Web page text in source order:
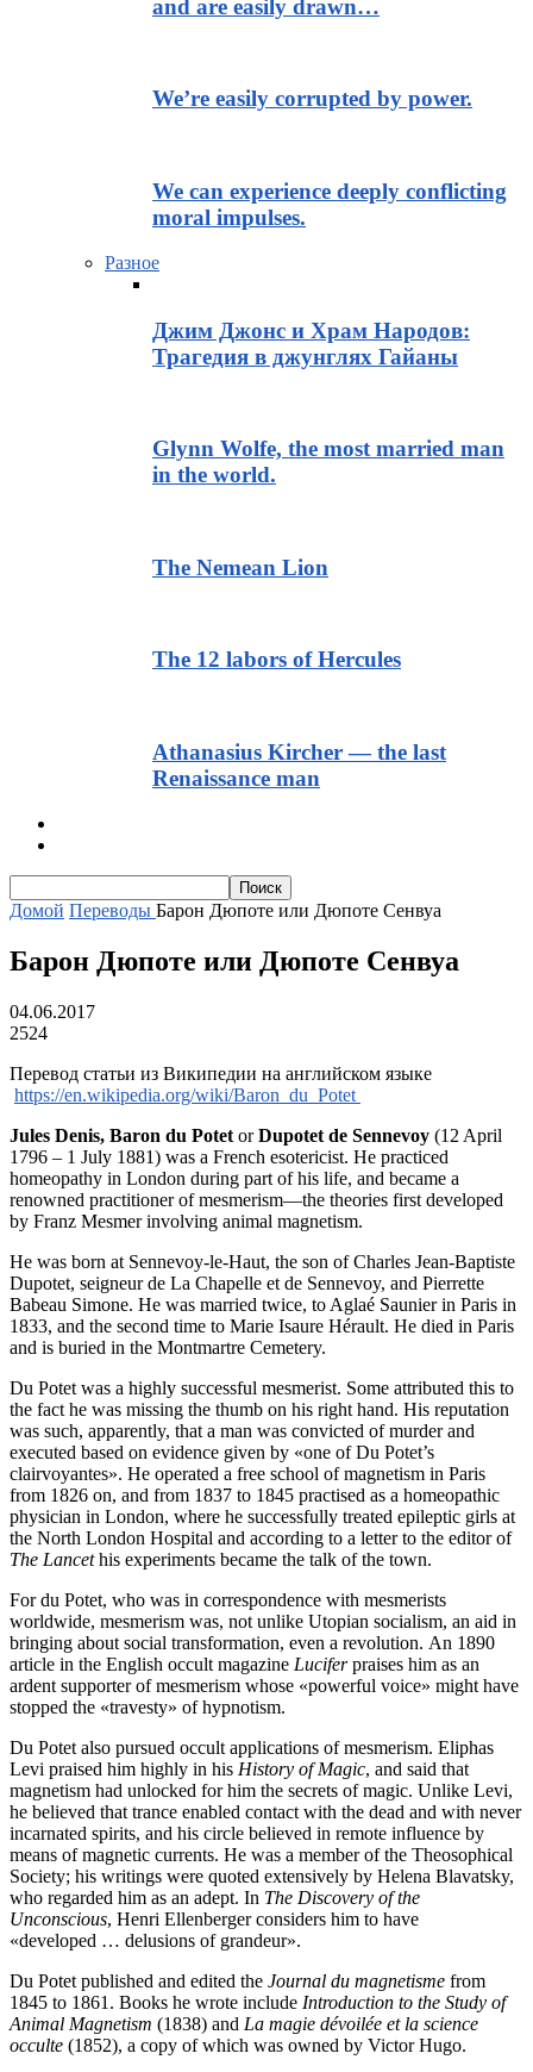
and are easily drawn…
We’re easily corrupted by power.
We can experience deeply conflicting
moral impulses.
Разное
Джим Джонс и Храм Народов:
Трагедия в джунглях Гайаны
Glynn Wolfe, the most married man
in the world.
The Nemean Lion
The 12 labors of Hercules
Athanasius Kircher — the last
Renaissance man
Домой Переводы Барон Дюпоте или Дюпоте Сенвуа
Барон Дюпоте или Дюпоте Сенвуа
04.06.2017
2524
Перевод статьи из Википедии на английском языке
https://en.wikipedia.org/wiki/Baron_du_Potet
Jules Denis, Baron du Potet orDupotet de Sennevoy (12 April
1796 – 1 July 1881) was a French esotericist. He practiced
homeopathy in London during part of his life, and became a
renowned practitioner of mesmerism—the theories first developed
by Franz Mesmer involving animal magnetism.
He was born at Sennevoy-le-Haut, the son of Charles Jean-Baptiste
Dupotet, seigneur de La Chapelle et de Sennevoy, and Pierrette
Babeau Simone. He was married twice, to Aglaé Saunier in Paris in
1833, and the second time to Marie Isaure Hérault. He died in Paris
and is buried in the Montmartre Cemetery.
Du Potet was a highly successful mesmerist. Some attributed this to
the fact he was missing the thumb on his right hand. His reputation
was such, apparently, that a man was convicted of murder and
executed based on evidence given by «one of Du Potet’s
clairvoyantes». He operated a free school of magnetism in Paris
from 1826 on, and from 1837 to 1845 practised as a homeopathic
physician in London, where he successfully treated epileptic girls at
the North London Hospital and according to a letter to the editor of
The Lancethis experiments became the talk of the town.
For du Potet, who was in correspondence with mesmerists
worldwide, mesmerism was, not unlike Utopian socialism, an aid in
bringing about social transformation, even a revolution. An 1890
article in the English occult magazine Luciferpraises him as an
ardent supporter of mesmerism whose «powerful voice» might have
stopped the «travesty» of hypnotism.
Du Potet also pursued occult applications of mesmerism. Eliphas
Levi praised him highly in his History of Magic, and said that
magnetism had unlocked for him the secrets of magic. Unlike Levi,
he believed that trance enabled contact with the dead and with never
incarnated spirits, and his circle believed in remote influence by
means of magnetic currents. He was a member of the Theosophical
Society; his writings were quoted extensively by Helena Blavatsky,
who regarded him as an adept. In The Discovery of the
Unconscious, Henri Ellenberger considers him to have
«developed … delusions of grandeur».
Du Potet published and edited the Journal du magnetisme from
1845 to 1861. Books he wrote include Introduction to the Study of
Animal Magnetism (1838) and La magie dévoilée et la science
occulte (1852), a copy of which was owned by Victor Hugo.